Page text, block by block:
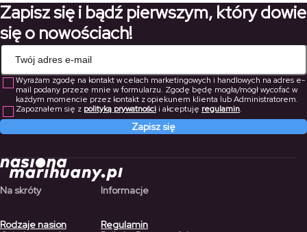
276,50 zł
137,90 zł
Zapisz się i bądź pierwszym, który dowie
się o nowościach!
Wyrażam zgodę na kontakt w celach marketingowych i handlowych na adres e-
mail podany przeze mnie w formularzu. Zgodę będę mogła/mógł wycofać w
każdym momencie przez kontakt z opiekunem klienta lub Administratorem.
Zapoznałem się z polityką prywatnościi akceptuję regulamin.
Zapisz się
Na skróty
Rodzaje nasion
Informacje
Regulamin